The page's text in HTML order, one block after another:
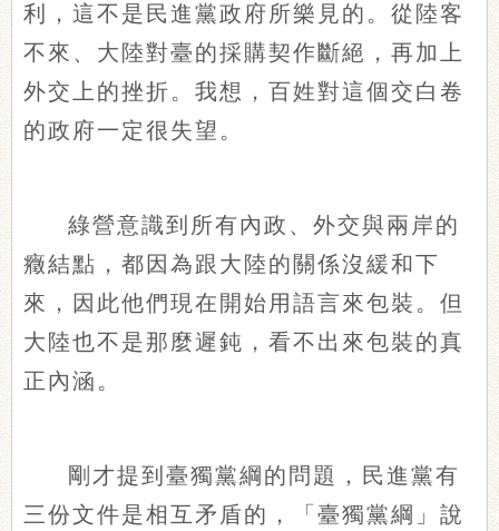
利，這不是民進黨政府所樂見的。從陸客
不來、大陸對臺的採購契作斷絕，再加上
外交上的挫折。我想，百姓對這個交白卷
的政府一定很失望。
綠營意識到所有內政、外交與兩岸的
癥結點，都因為跟大陸的關係沒緩和下
來，因此他們現在開始用語言來包裝。但
大陸也不是那麼遲鈍，看不出來包裝的真
正內涵。
剛才提到臺獨黨綱的問題，民進黨有
三份文件是相互矛盾的，「臺獨黨綱」說